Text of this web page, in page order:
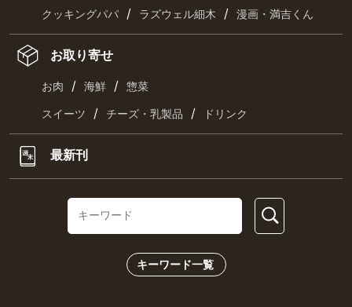
クッキングパパ / ラズウェル細木 / 漫画・満吉くん
お取り寄せ
お肉 / 海鮮 / 惣菜
スイーツ / チーズ・乳製品 / ドリンク
最新刊
キーワード一覧